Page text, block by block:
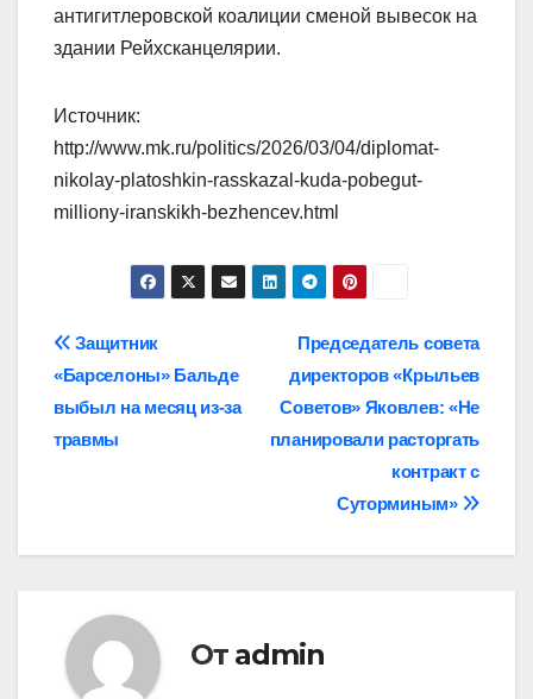
антигитлеровской коалиции сменой вывесок на
здании Рейхсканцелярии.
Источник:
http://www.mk.ru/politics/2026/03/04/diplomat-
nikolay-platoshkin-rasskazal-kuda-pobegut-
milliony-iranskikh-bezhencev.html
Навигация
по
записям
Председатель совета
директоров «Крыльев
Советов» Яковлев: «Не
планировали расторгать
контракт с
Суторминым»
Защитник
«Барселоны» Бальде
выбыл на месяц из‑за
травмы
От admin